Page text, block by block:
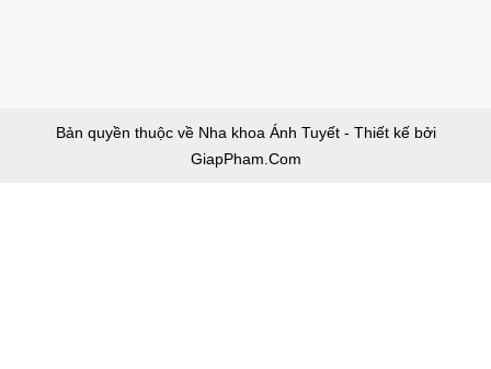
Bản quyền thuộc về Nha khoa Ánh Tuyết - Thiết kế bởi
GiapPham.Com